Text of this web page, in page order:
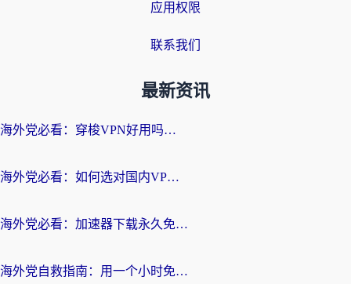
应用权限
联系我们
最新资讯
海外党必看：穿梭VPN好用吗？和云帆VPN对比哪个回国效果更好？附真实测评+避坑指南
海外党必看：如何选对国内VPN，实现无缝访问国内资源？
海外党必看：加速器下载永久免费版真的存在吗？教你无缝访问国内资源的正确姿势
海外党自救指南：用一个小时免费加速器，轻松打破国内资源访问壁垒？